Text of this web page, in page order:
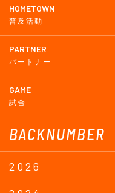
HOMETOWN
普及活動
PARTNER
パートナー
GAME
試合
BACKNUMBER
2026